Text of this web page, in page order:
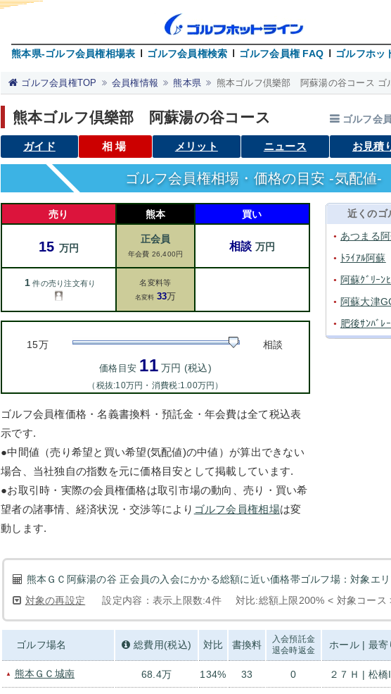
熊本県-ゴルフ会員権相場表 ゴルフ会員権検索 ゴルフ会員権 FAQ ゴルフホッ
ゴルフ会員権TOP 会員権情報 熊本県 熊本ゴルフ倶樂部 阿蘇湯の谷コース ゴ
熊本ゴルフ倶樂部 阿蘇湯の谷コース ゴルフ会
ガイド 相場 メリット ニュース お見積
ゴルフ会員権相場・価格の目安 -気配値-
売り
15 万円
1 件の売り注文有り
熊本
正会員
年会費 26,400円
名変料等
名変料 33万
買い
相談 万円
15万 相談
価格目安 11万円 (税込)
（税抜:10万円・消費税:1.00万円）
ゴルフ会員権価格・名義書換料・預託金・年会費は全て税込表
示です.
●中間値（売り希望と買い希望(気配値)の中値）が算出できない
場合、当社独自の指数を元に価格目安として掲載しています.
●お取引時・実際の会員権価格は取引市場の動向、売り・買い希
望者の諸事情、経済状況・交渉等により ゴルフ会員権相場は変
動します.
近くのゴ
● あつまる
● ﾄﾗｲｱﾙ阿蘇
● 阿蘇ｸﾞﾘｰﾝ
● 阿蘇大津
● 肥後ｻﾝﾊﾞﾚ
熊本ＧＣ阿蘇湯の谷 正会員の入会にかかる総額に近い価格帯ゴルフ場：対象エ
対象の再設定
設定内容：表示上限数:4件 対比:総額上限200% < 対象コース
ゴルフ場名 総費用(税込) 対比 書換料
入会預託金
退会時返金
ホール | 最寄
▲ 熊本ＧＣ城南 68.4万 134% 33 0 ２７Ｈ | 松